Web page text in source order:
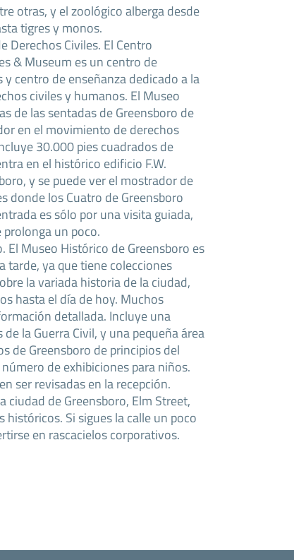
otras, y el zoológico alberga desde
tigres y monos.
Derechos Civiles. El Centro
& Museum es un centro de
centro de enseñanza dedicado a la
civiles y humanos. El Museo
de las sentadas de Greensboro de
en el movimiento de derechos
30.000 pies cuadrados de
en el histórico edificio F.W.
y se puede ver el mostrador de
donde los Cuatro de Greensboro
es sólo por una visita guiada,
un poco.
El Museo Histórico de Greensboro es
tarde, ya que tiene colecciones
la variada historia de la ciudad,
hasta el día de hoy. Muchos
detallada. Incluye una
la Guerra Civil, y una pequeña área
de Greensboro de principios del
de exhibiciones para niños.
ser revisadas en la recepción.
ciudad de Greensboro, Elm Street,
Si sigues la calle un poco
en rascacielos corporativos.